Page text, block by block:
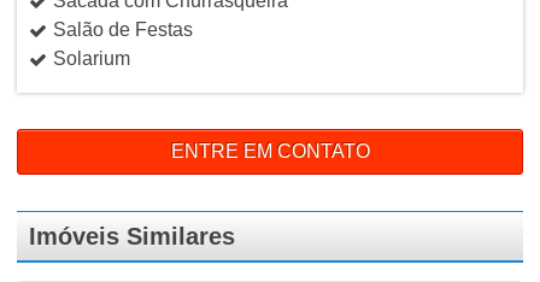
Salão de Festas
Solarium
ENTRE EM CONTATO
Imóveis Similares